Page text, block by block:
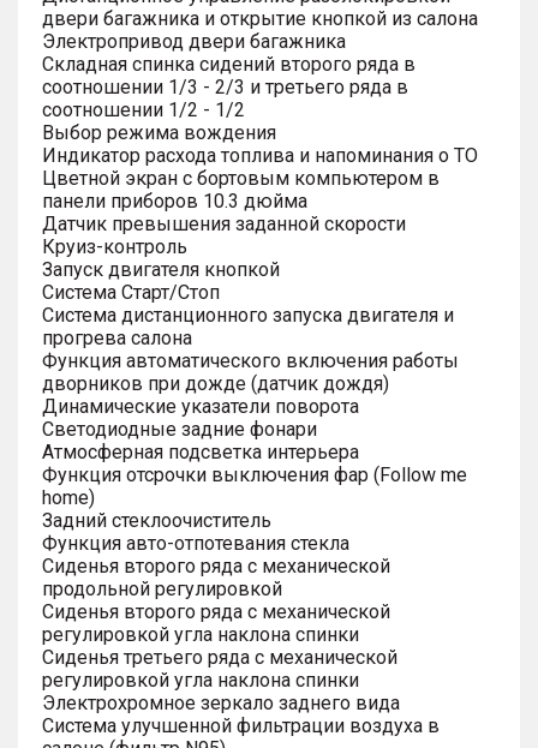
двери багажника и открытие кнопкой из салона
Электропривод двери багажника
Складная спинка сидений второго ряда в
соотношении 1/3 - 2/3 и третьего ряда в
соотношении 1/2 - 1/2
Выбор режима вождения
Индикатор расхода топлива и напоминания о ТО
Цветной экран с бортовым компьютером в
панели приборов 10.3 дюйма
Датчик превышения заданной скорости
Круиз-контроль
Запуск двигателя кнопкой
Система Старт/Стоп
Система дистанционного запуска двигателя и
прогрева салона
Функция автоматического включения работы
дворников при дожде (датчик дождя)
Динамические указатели поворота
Светодиодные задние фонари
Атмосферная подсветка интерьера
Функция отсрочки выключения фар (Follow me
home)
Задний стеклоочиститель
Функция авто-отпотевания стекла
Сиденья второго ряда с механической
продольной регулировкой
Сиденья второго ряда с механической
регулировкой угла наклона спинки
Сиденья третьего ряда с механической
регулировкой угла наклона спинки
Электрохромное зеркало заднего вида
Система улучшенной фильтрации воздуха в